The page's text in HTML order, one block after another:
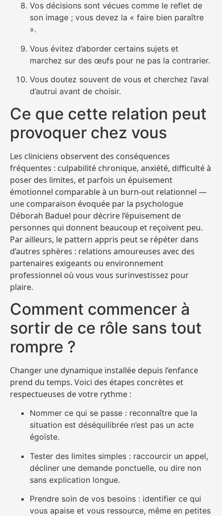
Vos décisions sont vécues comme le reflet de
son image ; vous devez la « faire bien paraître
».
Vous évitez d’aborder certains sujets et
marchez sur des œufs pour ne pas la contrarier.
Vous doutez souvent de vous et cherchez l’aval
d’autrui avant de choisir.
Ce que cette relation peut
provoquer chez vous
Les cliniciens observent des conséquences
fréquentes : culpabilité chronique, anxiété, difficulté à
poser des limites, et parfois un épuisement
émotionnel comparable à un burn‑out relationnel —
une comparaison évoquée par la psychologue
Déborah Baduel pour décrire l’épuisement de
personnes qui donnent beaucoup et reçoivent peu.
Par ailleurs, le pattern appris peut se répéter dans
d’autres sphères : relations amoureuses avec des
partenaires exigeants ou environnement
professionnel où vous vous surinvestissez pour
plaire.
Comment commencer à
sortir de ce rôle sans tout
rompre ?
Changer une dynamique installée depuis l’enfance
prend du temps. Voici des étapes concrètes et
respectueuses de votre rythme :
Nommer ce qui se passe : reconnaître que la
situation est déséquilibrée n’est pas un acte
égoïste.
Tester des limites simples : raccourcir un appel,
décliner une demande ponctuelle, ou dire non
sans explication longue.
Prendre soin de vos besoins : identifier ce qui
vous apaise et vous ressource, même en petites